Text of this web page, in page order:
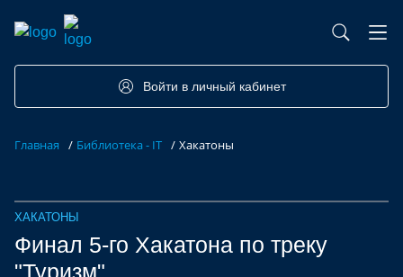
Войти в личный кабинет
Главная / Библиотека - IT / Хакатоны
ХАКАТОНЫ
Финал 5-го Хакатона по треку
"Туризм"